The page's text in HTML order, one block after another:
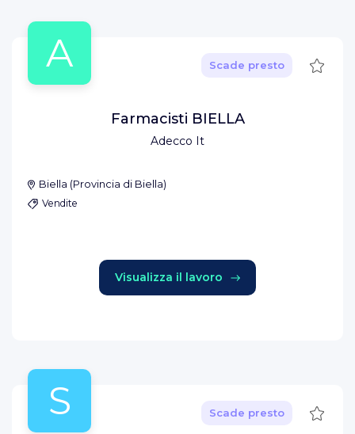
A
Adecco It
Scade presto Salva
Farmacisti BIELLA
Biella (Provincia di Biella)
Vendite
Visualizza il lavoro
S Scade presto Salva